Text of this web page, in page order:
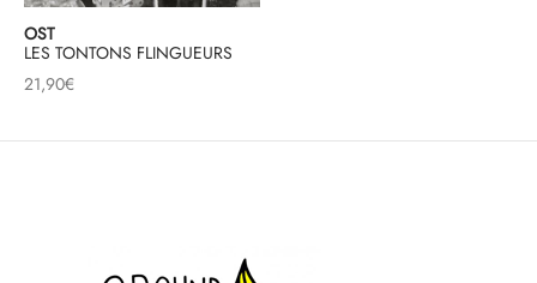
OST
LES TONTONS FLINGUEURS
21,90€